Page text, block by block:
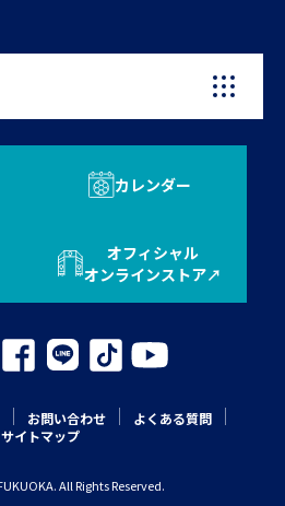
カレンダー
オフィシャル
オンラインストア
お問い合わせ
よくある質問
サイトマップ
All Rights Reserved.